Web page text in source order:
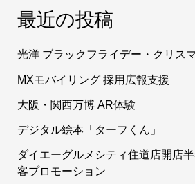
最近の投稿
光洋 ブラックフライデー・クリス
MXモバイリング 採用広報支援
大阪・関西万博 AR体験
デジタル絵本「ターフくん」
ダイエーグルメシティ住道店開店
客プロモーション